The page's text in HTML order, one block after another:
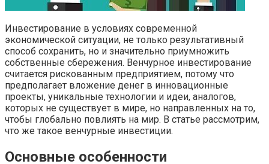
Инвестирование в условиях современной
экономической ситуации, не только результативный
способ сохранить, но и значительно приумножить
собственные сбережения. Венчурное инвестирование
считается рискованным предприятием, потому что
предполагает вложение денег в инновационные
проекты, уникальные технологии и идеи, аналогов,
которых не существует в мире, но направленных на то,
чтобы глобально повлиять на мир. В статье рассмотрим,
что же такое венчурные инвестиции.
Основные особенности